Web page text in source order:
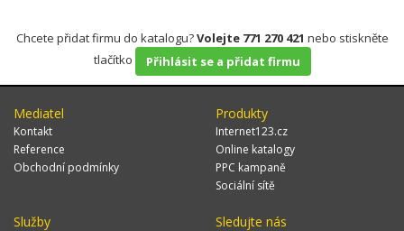
Chcete přidat firmu do katalogu?Volejte 771 270 421 nebo stiskněte
tlačítko
Přihlásit se a přidat firmu
Mediatel
Kontakt
Reference
Obchodní podmínky
Produkty
Internet123.cz
Online katalogy
PPC kampaně
Sociální sítě
Služby Sledujte nás